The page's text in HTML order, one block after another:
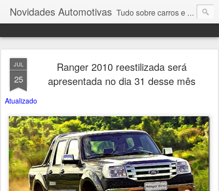
Novidades Automotivas Tudo sobre carros e motores
JUL
25
Ranger 2010 reestilizada será
apresentada no dia 31 desse mês
Atualizado